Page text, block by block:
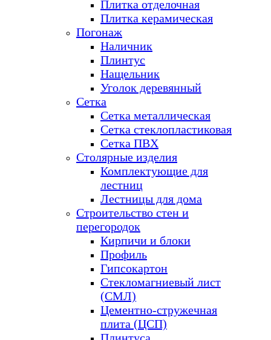
Плитка отделочная
Плитка керамическая
Погонаж
Наличник
Плинтус
Нащельник
Уголок деревянный
Сетка
Сетка металлическая
Сетка стеклопластиковая
Сетка ПВХ
Столярные изделия
Комплектующие для
лестниц
Лестницы для дома
Строительство стен и
перегородок
Кирпичи и блоки
Профиль
Гипсокартон
Стекломагниевый лист
(СМЛ)
Цементно-стружечная
плита (ЦСП)